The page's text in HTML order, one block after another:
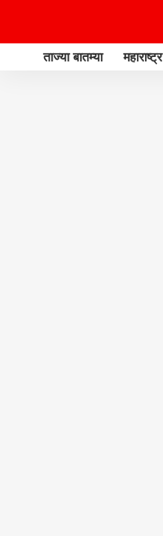
ताज्या बातम्या महाराष्ट्र